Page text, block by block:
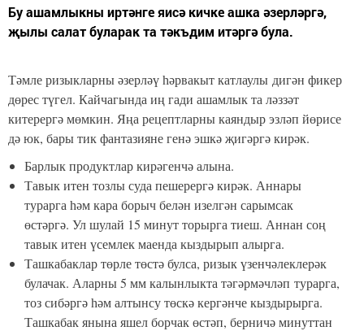
Бу ашамлыкны иртәнге яисә кичке ашка әзерләргә,
җылы салат буларак та тәкъдим итәргә була.
Тәмле ризыкларны әзерләү һәрвакыт катлаулы дигән фикер
дөрес түгел. Кайчагында иң гади ашамлык та ләззәт
китерергә мөмкин. Яңа рецептларны каяндыр эзләп йөрисе
дә юк, бары тик фантазияне генә эшкә җигәргә кирәк.
Барлык продуктлар кирәгенчә алына.
Тавык итен тозлы суда пешерергә кирәк. Аннары
турарга һәм кара борыч белән изелгән сарымсак
өстәргә. Ул шулай 15 минут торырга тиеш. Аннан соң
тавык итен үсемлек маенда кыздырып алырга.
Ташкабаклар төрле төстә булса, ризык үзенчәлеклерәк
булачак. Аларны 5 мм калынлыкта тәгәрмәчләп турарга,
тоз сибәргә һәм алтынсу төскә кергәнче кыздырырга.
Ташкабак янына яшел борчак өстәп, берничә минуттан